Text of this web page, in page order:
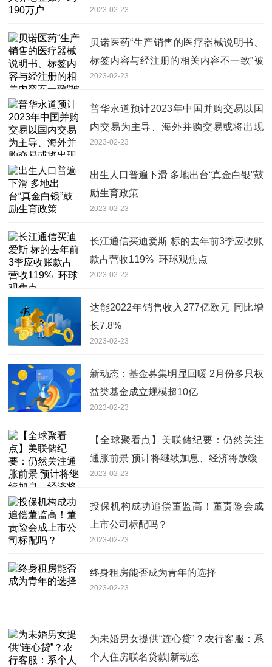
2023-02-23
贝诺医药“生产销售的医疗器械说明书、
标签内容与经注册的相关内容不一致”被
罚 今日热闻
2023-02-23
普华永道预计2023年中国并购交易以国
内交易为主导、海外并购交易或将出现
激增_环球热头条
2023-02-23
出生人口普遍下滑 多地出台“真金白银”鼓
励生育政策
2023-02-23
长江通信买迪爱斯 标的去年前3季应收账
款占营收119%_环球观焦点
2023-02-23
达能2022年销售收入277亿欧元 同比增
长7.8%
2023-02-23
新动态：基金募集明显回暖 2月份多只权
益类基金成立规模超10亿
2023-02-23
【全球聚看点】美联储纪要：仍然关注
通胀前景 预计将继续加息、经济将放缓
2023-02-23
投保机构成功追偿董监高！董责险会成
上市公司标配吗？
2023-02-23
终身租房能否成为青年的选择
2023-02-23
为未婚男女提供“连心贷”？农行客服：系
个人住房联名贷款|新动态